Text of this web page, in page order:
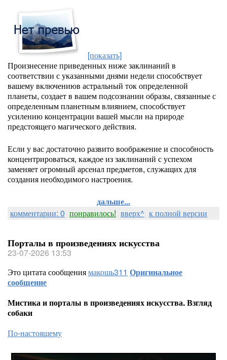
[показать]
Произнесение приведенных ниже заклинаний в
соответствии с указанными днями недели способствует
вашему включениюв астральный ток определенной
планеты, создает в вашем подсознании образы, связанные с
определенным планетным влиянием, способствует
усилению концентрации вашей мысли на природе
предстоящего магического действия.
Если у вас достаточно развито воображение и способность
концентрироваться, каждое из заклинаний с успехом
заменяет огромный арсенал предметов, служащих для
создания необходимого настроения.
дальше...
комментарии: 0 понравилось! вверх^ к полной версии
Порталы в произведениях искусства
23-07-2026 13:53
Это цитата сообщениямакошь311 Оригинальное
сообщение
Мистика и порталы в произведениях искусства. Взгляд
собаки
По-настоящему